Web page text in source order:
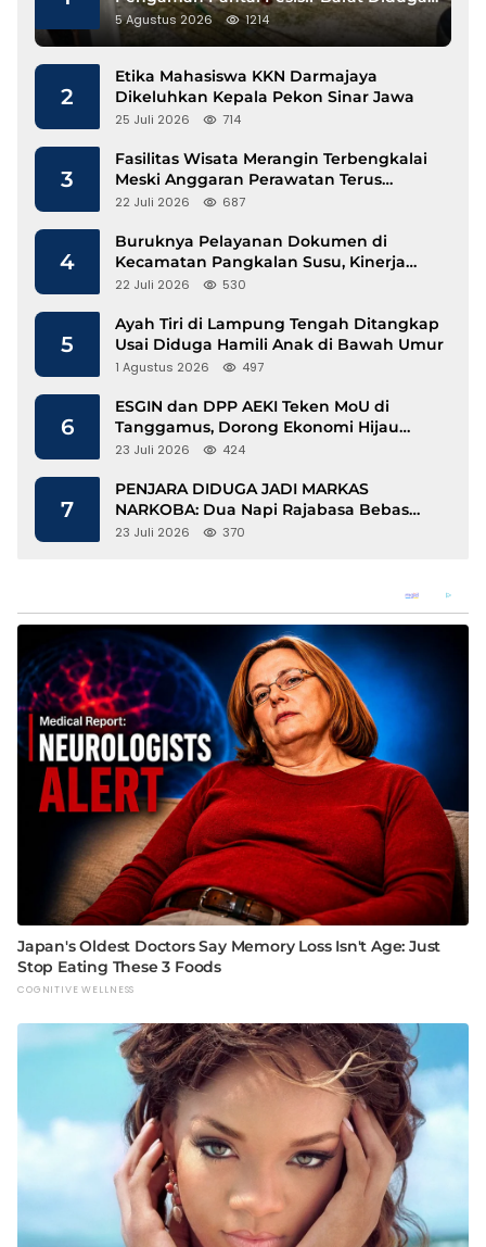
Gunakan Besi Banci
5 Agustus 2026 1214
2
Etika Mahasiswa KKN Darmajaya
Dikeluhkan Kepala Pekon Sinar Jawa
25 Juli 2026 714
3
Fasilitas Wisata Merangin Terbengkalai
Meski Anggaran Perawatan Terus
Mengalir
22 Juli 2026 687
4
Buruknya Pelayanan Dokumen di
Kecamatan Pangkalan Susu, Kinerja
Disdukcapil Langkat Disorot
22 Juli 2026 530
5
Ayah Tiri di Lampung Tengah Ditangkap
Usai Diduga Hamili Anak di Bawah Umur
1 Agustus 2026 497
6
ESGIN dan DPP AEKI Teken MoU di
Tanggamus, Dorong Ekonomi Hijau
Berbasis Kopi dan Perdagangan Karbon
23 Juli 2026 424
7
PENJARA DIDUGA JADI MARKAS
NARKOBA: Dua Napi Rajabasa Bebas
Gunakan HP, Muncul Dugaan
23 Juli 2026 370